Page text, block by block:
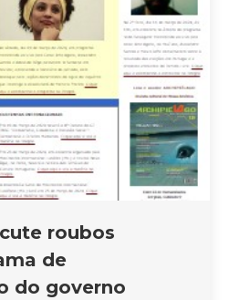
roubos
de
do governo